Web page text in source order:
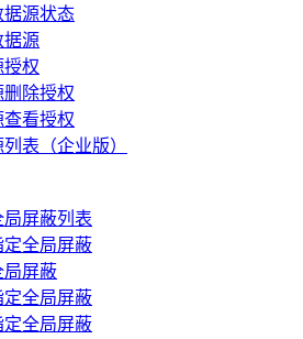
据源状态
据源
授权
除授权
看授权
表（企业版）
局屏蔽列表
定全局屏蔽
局屏蔽
定全局屏蔽
定全局屏蔽